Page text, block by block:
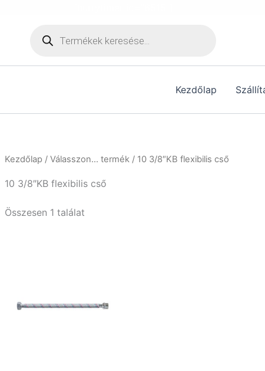
search
Kezdőlap
Kezdőlap / Válasszon... termék / 10 3/8″KB flexibilis cső
10 3/8″KB flexibilis cső
Összesen 1 találat